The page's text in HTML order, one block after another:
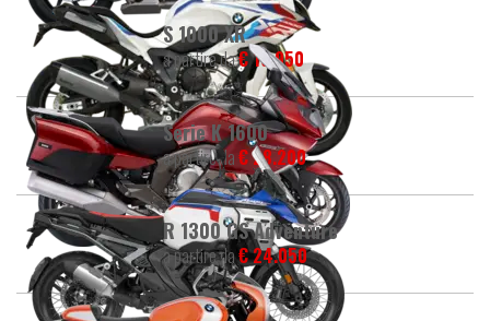
S 1000 XR
a partire da€ 19.950
Serie K 1600
a partire da€ 28.200
R 1300 GS Adventure
a partire da€ 24.050